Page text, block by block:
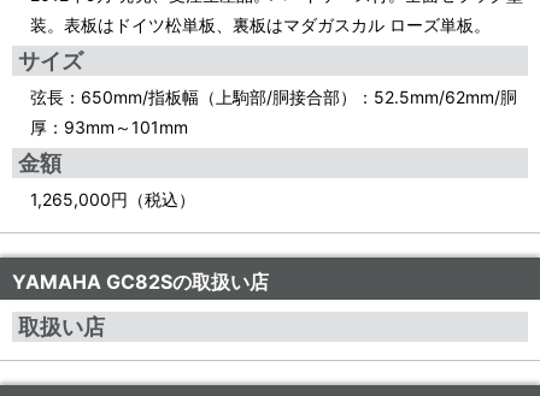
装。表板はドイツ松単板、裏板はマダガスカル ローズ単板。
サイズ
弦長：650mm/指板幅（上駒部/胴接合部）：52.5mm/62mm/胴
厚：93mm～101mm
金額
1,265,000円（税込）
YAMAHA GC82Sの取扱い店
取扱い店